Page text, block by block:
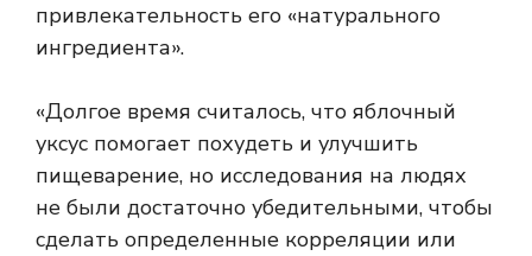
привлекательность его «натурального
ингредиента».
«Долгое время считалось, что яблочный
уксус помогает похудеть и улучшить
пищеварение, но исследования на людях
не были достаточно убедительными, чтобы
сделать определенные корреляции или